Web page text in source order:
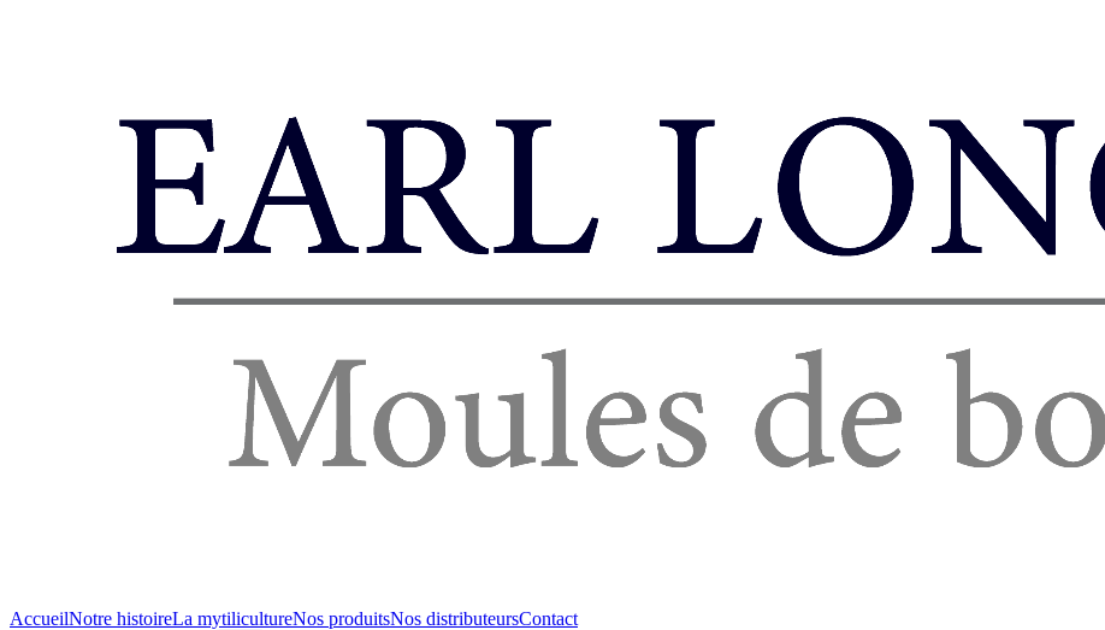
AccueilNotre histoireLa mytilicultureNos produitsNos distributeursContact